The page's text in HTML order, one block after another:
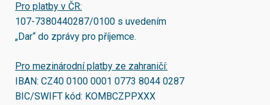
Pro platby v ČR:
107-7380440287/0100 s uvedením
„Dar“ do zprávy pro příjemce.
Pro mezinárodní platby ze zahraničí:
IBAN: CZ40 0100 0001 0773 8044 0287
BIC/SWIFT kód: KOMBCZPPXXX